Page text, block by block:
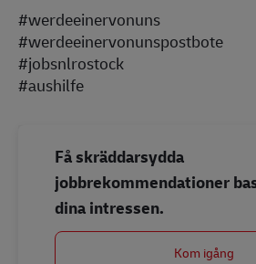
#werdeeinervonuns
#werdeeinervonunspostbote
#jobsnlrostock
#aushilfe
Få skräddarsydda
jobbrekommendationer
dina intressen.
Kom igång